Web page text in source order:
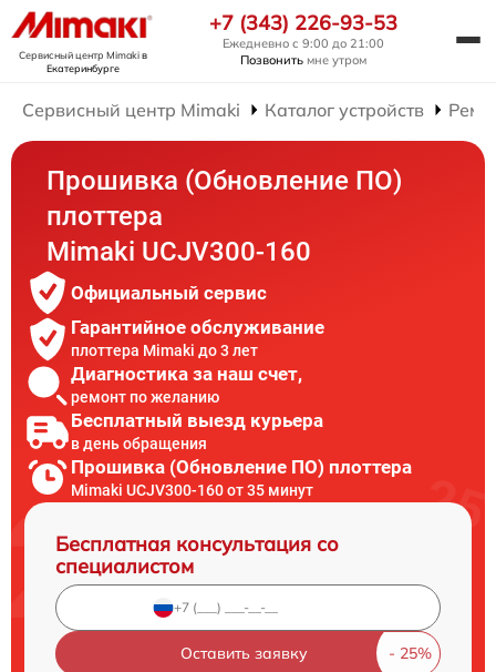
Сервисный центр Mimakiв
Екатеринбурге
+7 (343) 226-93-53
Ежедневно с 9:00 до 21:00
Позвонить мне утром
Сервисный центр Mimaki Каталог устройств
Прошивка (Обновление ПО)
плоттера
Mimaki UCJV300-160
Официальный сервис
Гарантийное обслуживание
плоттера Mimaki до 3 лет
Диагностика за наш счет,
ремонт по желанию
Бесплатный выезд курьера
в день обращения
Прошивка (Обновление ПО) плоттера
Mimaki UCJV300-160 от 35 минут
Бесплатная консультация со
специалистом
Оставить заявку